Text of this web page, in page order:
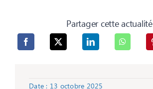
Partager cette actualité
Date : 13 octobre 2025